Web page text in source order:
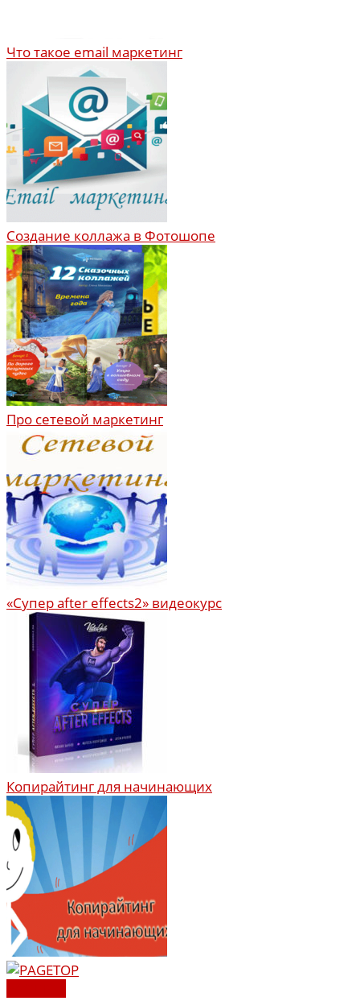
Что такое email маркетинг
Создание коллажа в Фотошопе
Про сетевой маркетинг
«Супер after effects2» видеокурс
Копирайтинг для начинающих